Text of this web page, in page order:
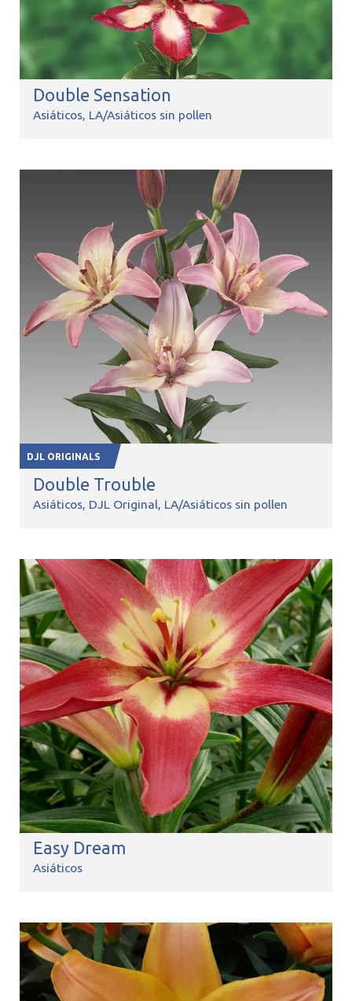
Double Sensation
Asiáticos LA/Asiáticos sin pollen
DJL ORIGINALS
Double Trouble
Asiáticos DJL Original LA/Asiáticos sin pollen
Easy Dream
Asiáticos